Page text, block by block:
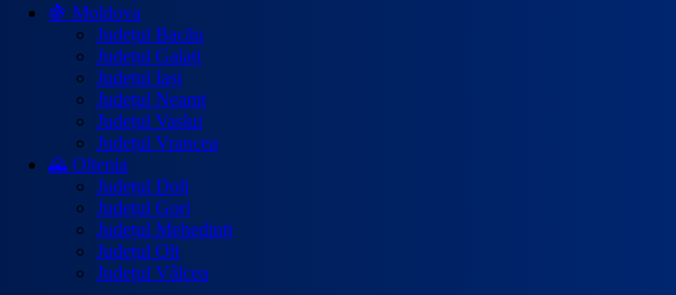
🍇 Moldova
Județul Bacău
Județul Galați
Județul Iași
Județul Neamț
Județul Vaslui
Județul Vrancea
🌄 Oltenia
Județul Dolj
Județul Gorj
Județul Mehedinți
Județul Olt
Județul Vâlcea